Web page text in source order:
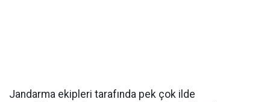
Jandarma ekipleri tarafında pek çok ilde